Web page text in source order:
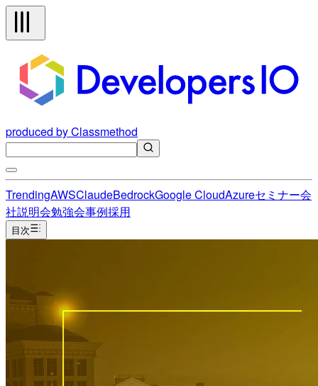
produced by Classmethod
TrendingAWSClaudeBedrockGoogle CloudAzureセミナー会
社説明会勉強会事例採用
目次